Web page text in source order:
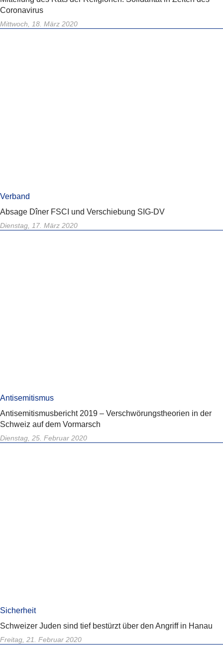
Coronavirus
Mittwoch, 18. März 2020
Verband
Absage Dîner FSCI und Verschiebung SIG-DV
Dienstag, 17. März 2020
Antisemitismus
Antisemitismusbericht 2019 – Verschwörungstheorien in der
Schweiz auf dem Vormarsch
Dienstag, 25. Februar 2020
Sicherheit
Schweizer Juden sind tief bestürzt über den Angriff in Hanau
Freitag, 21. Februar 2020